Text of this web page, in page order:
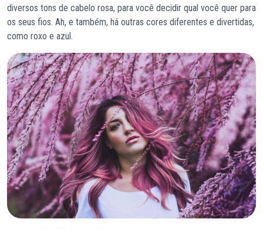
diversos tons de cabelo rosa, para você decidir qual você quer para
os seus fios. Ah, e também, há outras cores diferentes e divertidas,
como roxo e azul.